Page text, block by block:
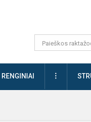
RENGINIAI DAUGIAU